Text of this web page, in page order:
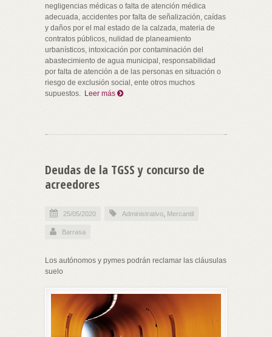
negligencias médicas o falta de atención médica
adecuada, accidentes por falta de señalización, caídas
y daños por el mal estado de la calzada, materia de
contratos públicos, nulidad de planeamiento
urbanísticos, intoxicación por contaminación del
abastecimiento de agua municipal, responsabilidad
por falta de atención a de las personas en situación o
riesgo de exclusión social, ente otros muchos
supuestos. Leer más
Deudas de la TGSS y concurso de
acreedores
25/05/2020 Administrativo Mercantil
Barrasa
Los autónomos y pymes podrán reclamar las cláusulas
suelo